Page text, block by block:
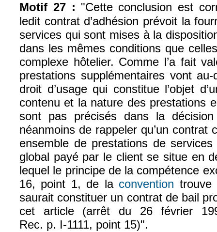
Motif 27 : "Cette conclusion est
ledit contrat d’adhésion prévoit la
services qui sont mises à la
dans les mêmes conditions que
complexe hôtelier. Comme l’a fait
prestations supplémentaires vont
droit d’usage qui constitue l’objet
contenu et la nature des prestations
sont pas précisés dans la
néanmoins de rappeler qu’un contrat
ensemble de prestations de
global payé par le client se situe en
lequel le principe de la compétence
16, point 1, de la convention (le lien est
trouve
saurait constituer un contrat de bail
cet article (arrêt du 26 février
Rec. p. I‑1111, point 15)".